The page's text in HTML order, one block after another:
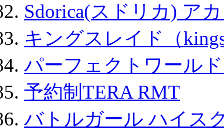
Sdorica(スドリカ) ア
キングスレイド（
パーフェクトワール
予約制TERA RMT
バトルガール ハイス